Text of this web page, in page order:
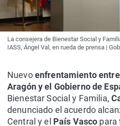
La consejera de Bienestar Social y
IASS, Ángel Val, en rueda de prensa |
Nuevoenfrentamiento
Aragón y el Gobierno de
Bienestar Social y Familia,
denunciado el acuerdo
Central y el País Vasco para